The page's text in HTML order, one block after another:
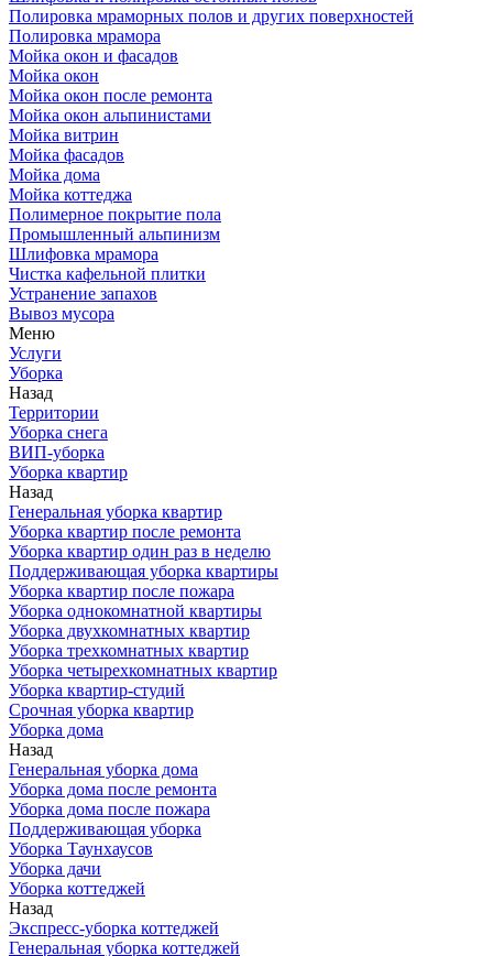
Полировка мраморных полов и других поверхностей
Полировка мрамора
Мойка окон и фасадов
Мойка окон
Мойка окон после ремонта
Мойка окон альпинистами
Мойка витрин
Мойка фасадов
Мойка дома
Мойка коттеджа
Полимерное покрытие пола
Промышленный альпинизм
Шлифовка мрамора
Чистка кафельной плитки
Устранение запахов
Вывоз мусора
Меню
Услуги
Уборка
Назад
Территории
Уборка снега
ВИП-уборка
Уборка квартир
Назад
Генеральная уборка квартир
Уборка квартир после ремонта
Уборка квартир один раз в неделю
Поддерживающая уборка квартиры
Уборка квартир после пожара
Уборка однокомнатной квартиры
Уборка двухкомнатных квартир
Уборка трехкомнатных квартир
Уборка четырехкомнатных квартир
Уборка квартир-студий
Срочная уборка квартир
Уборка дома
Назад
Генеральная уборка дома
Уборка дома после ремонта
Уборка дома после пожара
Поддерживающая уборка
Уборка Таунхаусов
Уборка дачи
Уборка коттеджей
Назад
Экспресс-уборка коттеджей
Генеральная уборка коттеджей